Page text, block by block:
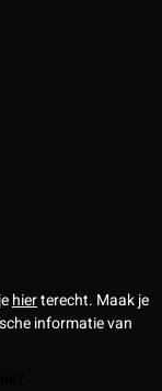
hierterecht. Maak je
informatie van